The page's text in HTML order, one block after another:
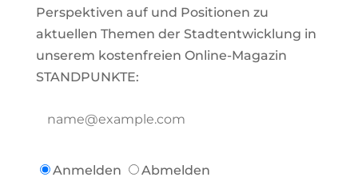
Perspektiven auf und Positionen zu
aktuellen Themen der Stadtentwicklung in
unserem kostenfreien Online-Magazin
STANDPUNKTE:
Anmelden Abmelden